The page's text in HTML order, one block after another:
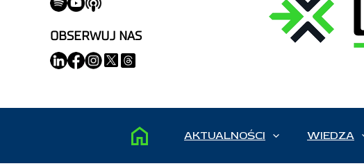
OBSERWUJ NAS
AKTUALNOŚCI WIEDZA